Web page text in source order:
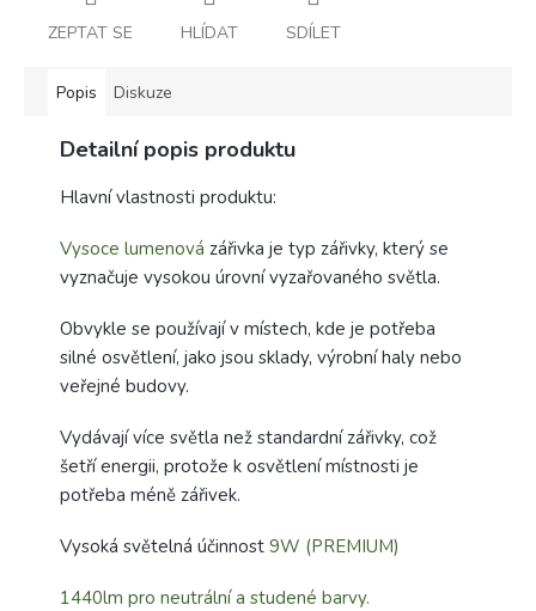
ZEPTAT SE HLÍDAT SDÍLET
Popis Diskuze
Detailní popis produktu
Hlavní vlastnosti produktu:
Vysoce lumenová zářivka je typ zářivky, který se
vyznačuje vysokou úrovní vyzařovaného světla.
Obvykle se používají v místech, kde je potřeba
silné osvětlení, jako jsou sklady, výrobní haly nebo
veřejné budovy.
Vydávají více světla než standardní zářivky, což
šetří energii, protože k osvětlení místnosti je
potřeba méně zářivek.
Vysoká světelná účinnost 9W (PREMIUM)
1440lm pro neutrální a studené barvy.